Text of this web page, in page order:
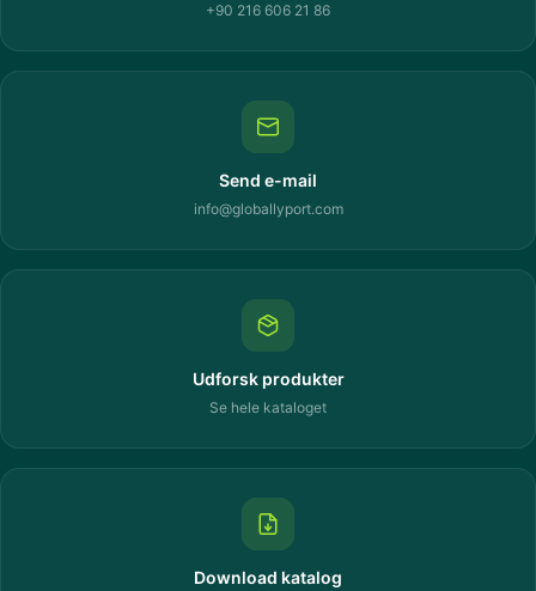
+90 216 606 21 86
Send e-mail
info@globallyport.com
Udforsk produkter
Se hele kataloget
Download katalog